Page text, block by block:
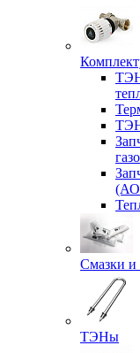
Смазки и
ТЭНы